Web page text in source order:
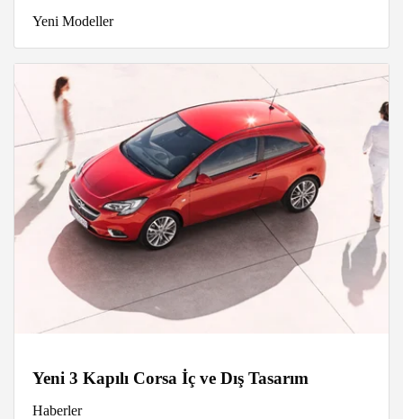
Yeni Modeller
Yeni 3 Kapılı Corsa İç ve Dış Tasarım
Haberler